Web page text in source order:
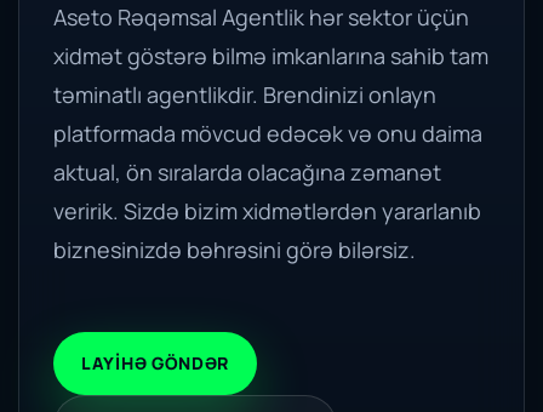
Aseto Rəqəmsal Agentlik hər sektor üçün
xidmət göstərə bilmə imkanlarına sahib tam
təminatlı agentlikdir. Brendinizi onlayn
platformada mövcud edəcək və onu daima
aktual, ön sıralarda olacağına zəmanət
veririk. Sizdə bizim xidmətlərdən yararlanıb
biznesinizdə bəhrəsini görə bilərsiz.
LAYIHƏ GÖNDƏR